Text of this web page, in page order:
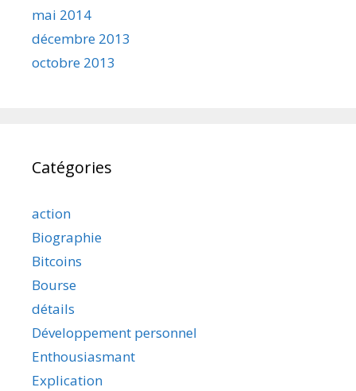
mai 2014
décembre 2013
octobre 2013
Catégories
action
Biographie
Bitcoins
Bourse
détails
Développement personnel
Enthousiasmant
Explication